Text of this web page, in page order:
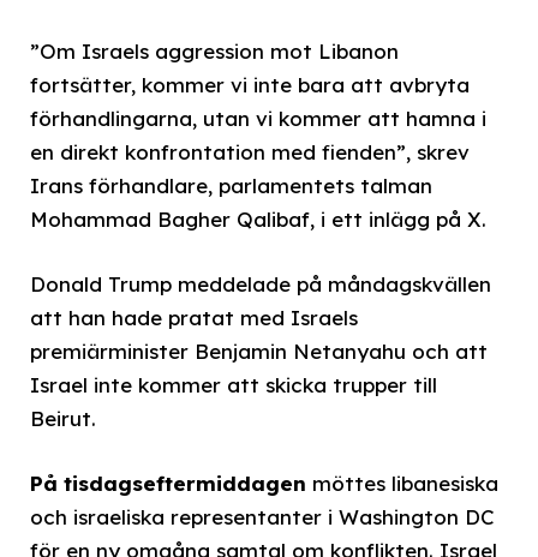
”Om Israels aggression mot Libanon
fortsätter, kommer vi inte bara att avbryta
förhandlingarna, utan vi kommer att hamna i
en direkt konfrontation med fienden”, skrev
Irans förhandlare, parlamentets talman
Mohammad Bagher Qalibaf, i ett inlägg på X.
Donald Trump meddelade på måndagskvällen
att han hade pratat med Israels
premiärminister Benjamin Netanyahu och att
Israel inte kommer att skicka trupper till
Beirut.
På tisdagseftermiddagen möttes libanesiska
och israeliska representanter i Washington DC
för en ny omgång samtal om konflikten. Israel